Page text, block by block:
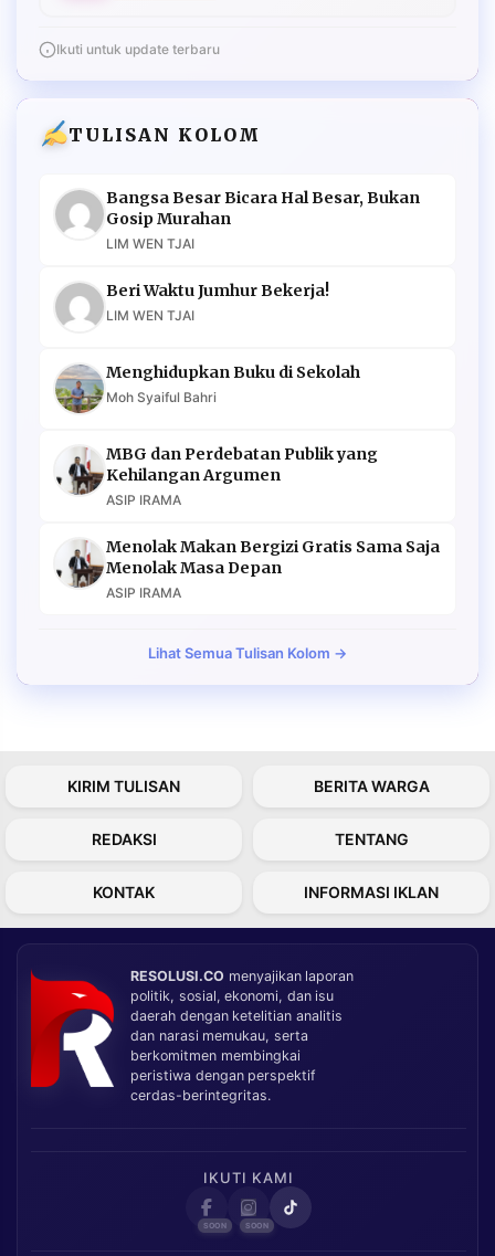
Ikuti untuk update terbaru
TULISAN KOLOM
Bangsa Besar Bicara Hal Besar, Bukan
Gosip Murahan
LIM WEN TJAI
Beri Waktu Jumhur Bekerja!
LIM WEN TJAI
Menghidupkan Buku di Sekolah
Moh Syaiful Bahri
MBG dan Perdebatan Publik yang
Kehilangan Argumen
ASIP IRAMA
Menolak Makan Bergizi Gratis Sama Saja
Menolak Masa Depan
ASIP IRAMA
Lihat Semua Tulisan Kolom →
KIRIM TULISAN BERITA WARGA
REDAKSI TENTANG
KONTAK INFORMASI IKLAN
RESOLUSI.CO menyajikan laporan
politik, sosial, ekonomi, dan isu
daerah dengan ketelitian analitis
dan narasi memukau, serta
berkomitmen membingkai
peristiwa dengan perspektif
cerdas-berintegritas.
IKUTI KAMI